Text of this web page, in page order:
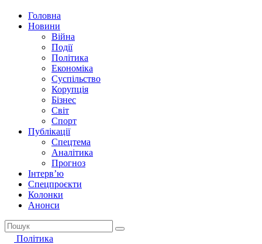
Головна
Новини
Війна
Події
Політика
Економіка
Суспільство
Корупція
Бізнес
Світ
Спорт
Публікації
Спецтема
Аналітика
Прогноз
Інтерв’ю
Спецпроєкти
Колонки
Анонси
Політика